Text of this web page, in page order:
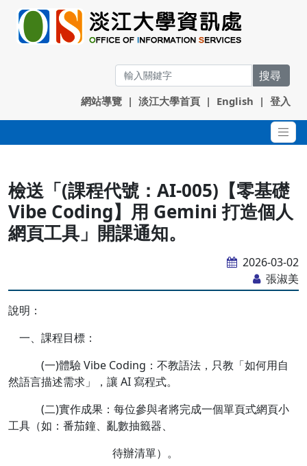
搜尋
網站導覽 | 淡江大學首頁 | English | 登入
檢送「(課程代號：AI-005)【零基礎
Vibe Coding】用 Gemini 打造個人
網頁工具」開課通知。
2026-03-02
張淑美
說明：
一、課程目標：
(一)體驗 Vibe Coding：不教語法，只教「如何用自
然語言描述需求」，讓 AI 寫程式。
(二)實作成果：每位參與者將完成一個單頁式網頁小
工具（如：番茄鐘、亂數抽籤器、
待辦清單）。